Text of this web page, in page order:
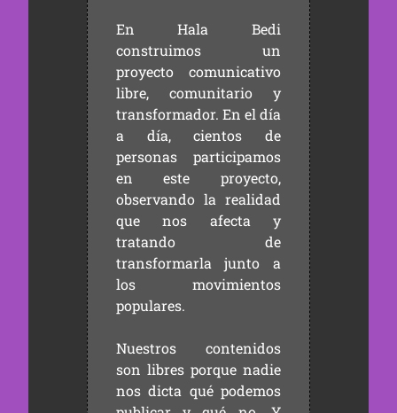
En Hala Bedi
construimos un
proyecto comunicativo
libre, comunitario y
transformador. En el día
a día, cientos de
personas participamos
en este proyecto,
observando la realidad
que nos afecta y
tratando de
transformarla junto a
los movimientos
populares.
Nuestros contenidos
son libres porque nadie
nos dicta qué podemos